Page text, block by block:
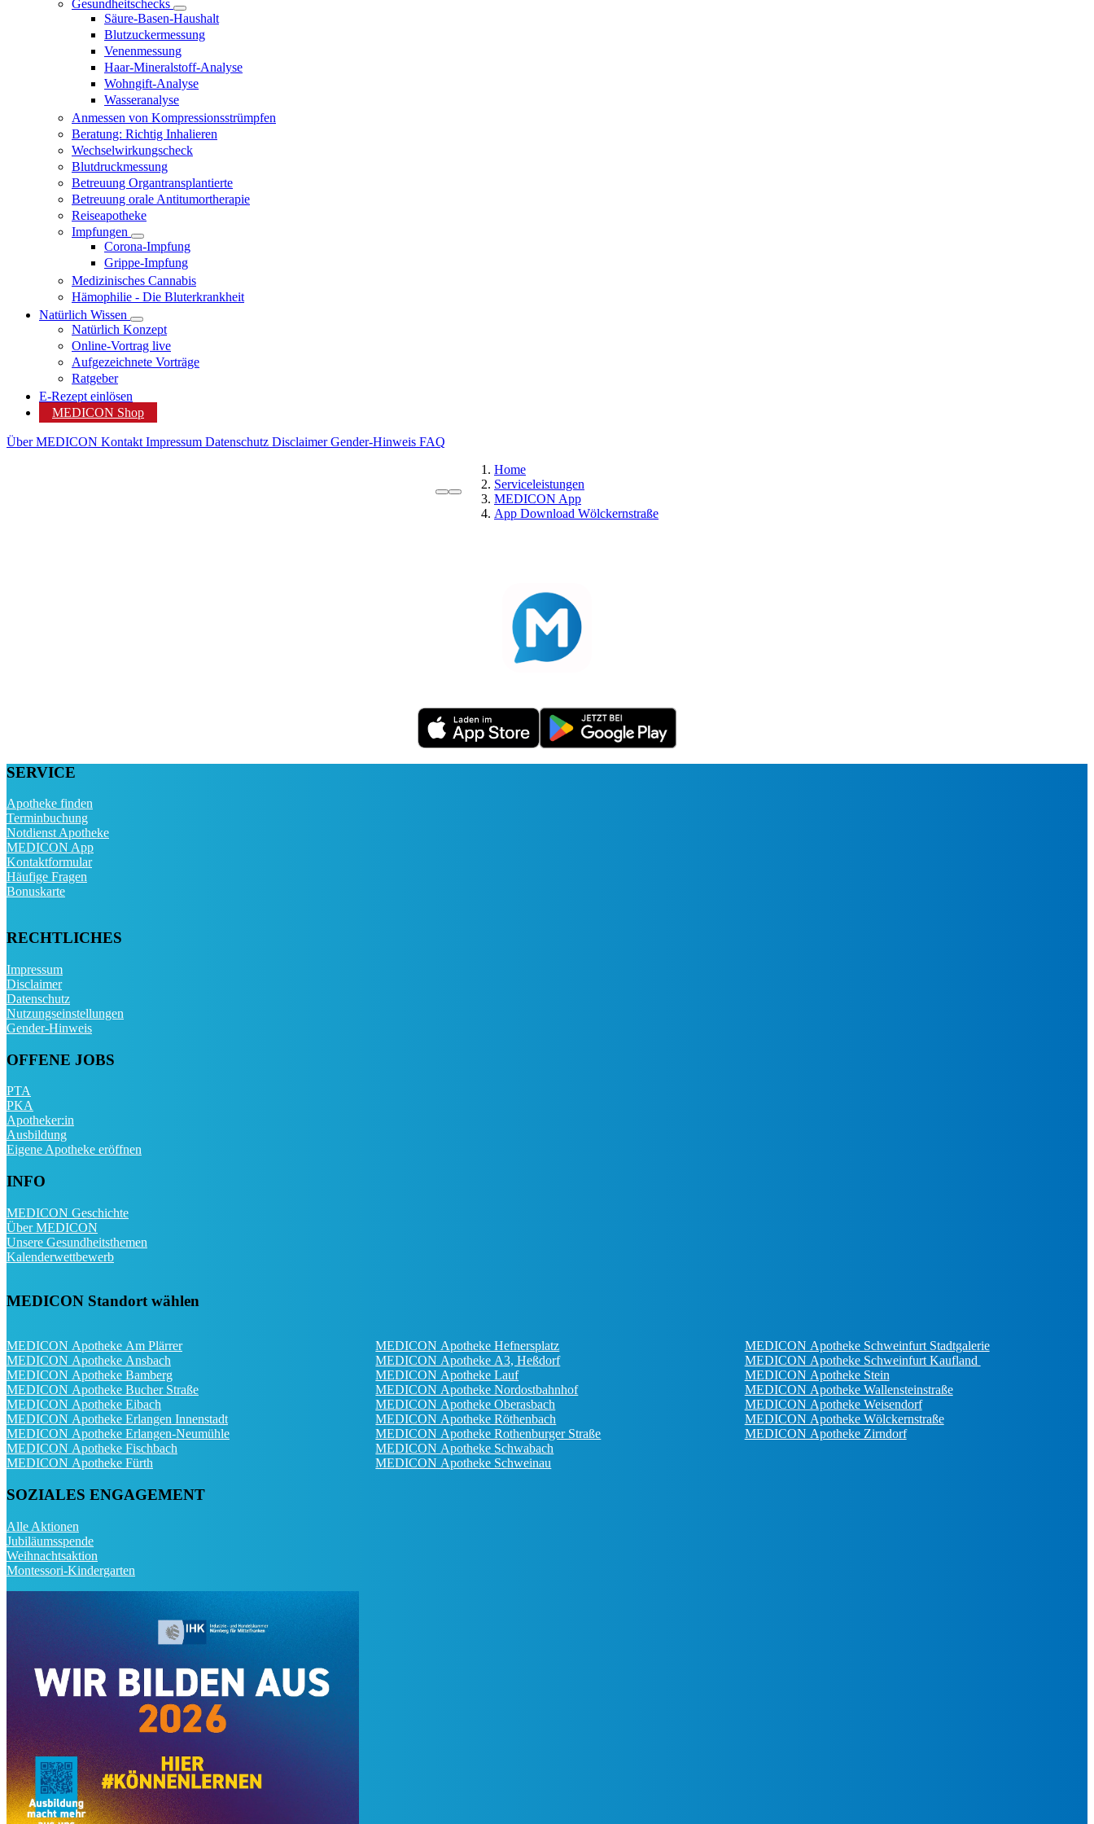
Gesundheitschecks
Säure-Basen-Haushalt
Blutzuckermessung
Venenmessung
Haar-Mineralstoff-Analyse
Wohngift-Analyse
Wasseranalyse
Anmessen von Kompressionsstrümpfen
Beratung: Richtig Inhalieren
Wechselwirkungscheck
Blutdruckmessung
Betreuung Organtransplantierte
Betreuung orale Antitumortherapie
Reiseapotheke
Impfungen
Corona-Impfung
Grippe-Impfung
Medizinisches Cannabis
Hämophilie - Die Bluterkrankheit
Natürlich Wissen
Natürlich Konzept
Online-Vortrag live
Aufgezeichnete Vorträge
Ratgeber
E-Rezept einlösen
MEDICON Shop
Über MEDICON Kontakt Impressum Datenschutz DisclaimerGender-Hinweis FAQ
Home
Serviceleistungen
MEDICON App
App Download Wölckernstraße
SERVICE
Apotheke finden
Terminbuchung
Notdienst Apotheke
MEDICON App
Kontaktformular
Häufige Fragen
Bonuskarte
RECHTLICHES
Impressum
Disclaimer
Datenschutz
Nutzungseinstellungen
Gender-Hinweis
OFFENE JOBS
PTA
PKA
Apotheker:in
Ausbildung
Eigene Apotheke eröffnen
INFO
MEDICON Geschichte
Über MEDICON
Unsere Gesundheitsthemen
Kalenderwettbewerb
MEDICON Standort wählen
MEDICON Apotheke Am Plärrer
MEDICON Apotheke Ansbach
MEDICON Apotheke Bamberg
MEDICON Apotheke Bucher Straße
MEDICON Apotheke Eibach
MEDICON Apotheke Erlangen Innenstadt
MEDICON Apotheke Erlangen-Neumühle
MEDICON Apotheke Fischbach
MEDICON Apotheke Fürth
MEDICON Apotheke Hefnersplatz
MEDICON Apotheke A3, Heßdorf
MEDICON Apotheke Lauf
MEDICON Apotheke Nordostbahnhof
MEDICON Apotheke Oberasbach
MEDICON Apotheke Röthenbach
MEDICON Apotheke Rothenburger Straße
MEDICON Apotheke Schwabach
MEDICON Apotheke Schweinau
MEDICON Apotheke Schweinfurt Stadtgalerie
MEDICON Apotheke Schweinfurt Kaufland
MEDICON Apotheke Stein
MEDICON Apotheke Wallensteinstraße
MEDICON Apotheke Weisendorf
MEDICON Apotheke Wölckernstraße
MEDICON Apotheke Zirndorf
SOZIALES ENGAGEMENT
Alle Aktionen
Jubiläumsspende
Weihnachtsaktion
Montessori-Kindergarten